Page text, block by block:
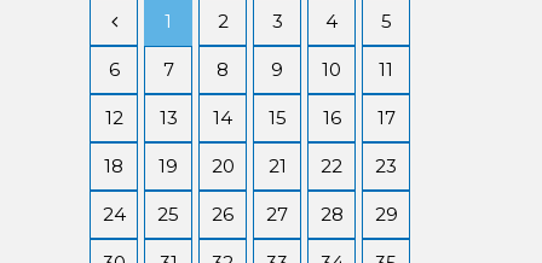
1 2 3 4 5
6 7 8 9 10 11
12 13 14 15 16 17
18 19 20 21 22 23
24 25 26 27 28 29